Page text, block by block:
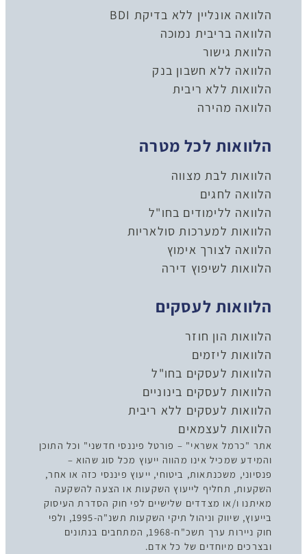
הלוואה אונליין ללא בדיקת BDI
הלוואה בריבית נמוכה
הלוואת גישור
הלוואה ללא חשבון בנק
הלוואות ללא ריבית
הלוואה מהירה
הלוואות לכל מטרה
הלוואות לבת מצווה
הלוואה לחגים
הלוואה ללימודים בחו"ל
הלוואות למערכות סולאריות
הלוואה לצורך אימוץ
הלוואות לשיפוץ דירה
הלוואות לעסקים
הלוואות הון חוזר
הלוואות ליזמים
הלוואות לעסקים בחו"ל
הלוואות לעסקים בינוניים
הלוואות לעסקים ללא ריבית
הלוואות לעצמאים
אתר "כרמל אשראי" – פורטל פיננסי חדשני" וכל התוכן
והמידע שמכיל אינו מהווה ייעוץ מכל סוג שהוא –
פנסיוני, משכנתאות, ביטוחי, ייעוץ פיננסי כזה או אחר,
השקעות, תחליף לייעוץ השקעות או הצעה להשקעה
מאיתנו ו/או מצדדים שלישיים לפי חוק הסדרת העיסוק
בייעוץ, שיווק וניהול תיקי השקעות תשנ"ה-1995, ולפי
חוק ניירות ערך תשכ"ח-1968, המתחבים בנתונים
ובצרכים מיוחדים של כל אדם.